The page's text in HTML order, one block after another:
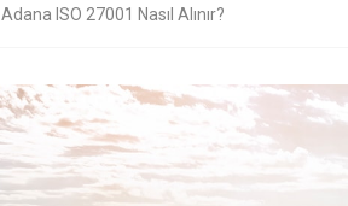
Adana ISO 27001 Nasıl Alınır?